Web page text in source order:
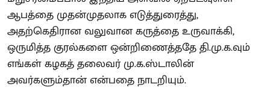
ஆபத்தை முதன்முதலாக எடுத்துரைத்து,
அதற்கெதிரான வலுவான கருத்தை உருவாக்கி,
ஒருமித்த குரல்களை ஒன்றிணைத்ததே தி.மு.க.வும்
எங்கள் கழகத் தலைவர் மு.க.ஸ்டாலின்
அவர்களும்தான் என்பதை நாடறியும்.